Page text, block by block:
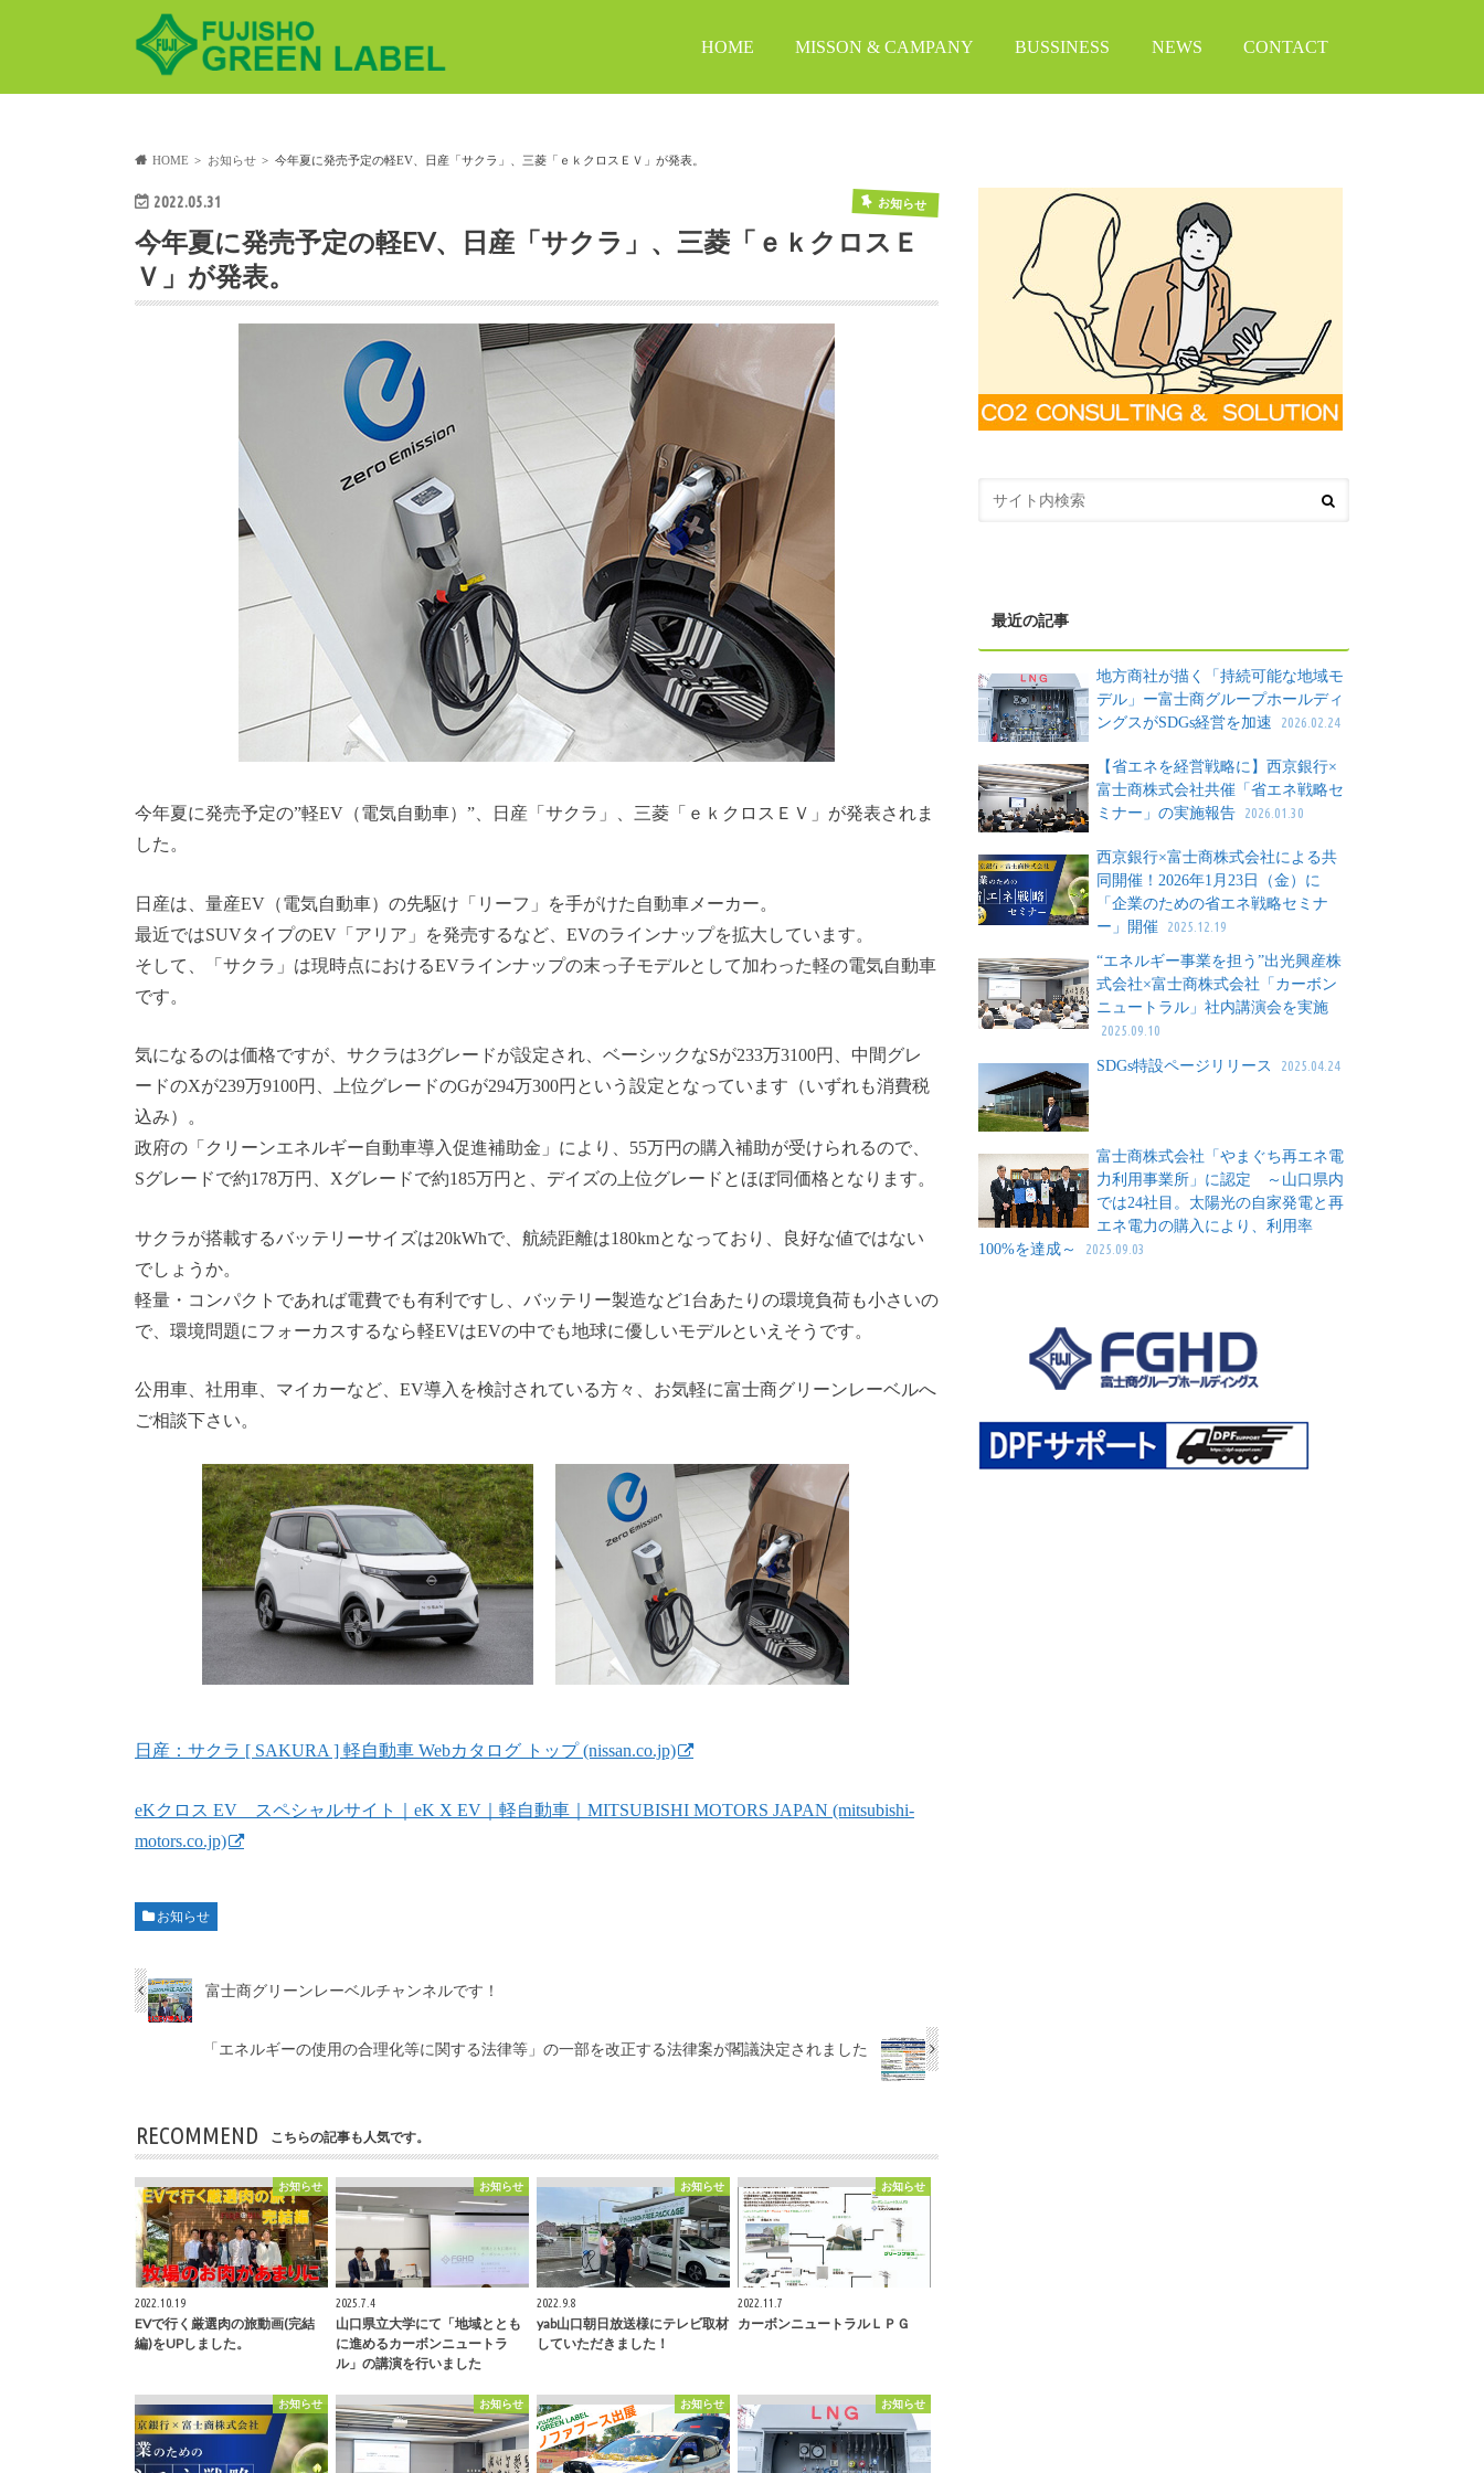
HOME MISSON & CAMPANY BUSSINESS NEWS CONTACT
HOME お知らせ 今年夏に発売予定の軽EV、日産「サクラ」、三菱「ｅｋクロスＥＶ」が発表。
2022.05.31 お知らせ
今年夏に発売予定の軽EV、日産「サクラ」、三菱「ｅｋクロスＥ
Ｖ」が発表。
今年夏に発売予定の”軽EV（電気自動車）”、日産「サクラ」、三菱「ｅｋクロスＥＶ」が発表されま
した。
日産は、量産EV（電気自動車）の先駆け「リーフ」を手がけた自動車メーカー。
最近ではSUVタイプのEV「アリア」を発売するなど、EVのラインナップを拡大しています。
そして、「サクラ」は現時点におけるEVラインナップの末っ子モデルとして加わった軽の電気自動車
です。
気になるのは価格ですが、サクラは3グレードが設定され、ベーシックなSが233万3100円、中間グレ
ードのXが239万9100円、上位グレードのGが294万300円という設定となっています（いずれも消費税
込み）。
政府の「クリーンエネルギー自動車導入促進補助金」により、55万円の購入補助が受けられるので、
Sグレードで約178万円、Xグレードで約185万円と、デイズの上位グレードとほぼ同価格となります。
サクラが搭載するバッテリーサイズは20kWhで、航続距離は180kmとなっており、良好な値ではない
でしょうか。
軽量・コンパクトであれば電費でも有利ですし、バッテリー製造など1台あたりの環境負荷も小さいの
で、環境問題にフォーカスするなら軽EVはEVの中でも地球に優しいモデルといえそうです。
公用車、社用車、マイカーなど、EV導入を検討されている方々、お気軽に富士商グリーンレーベルへ
ご相談下さい。
日産：サクラ [ SAKURA ] 軽自動車 Webカタログ トップ (nissan.co.jp)
eKクロス EV スペシャルサイト｜eK X EV｜軽自動車｜MITSUBISHI MOTORS JAPAN (mitsubishi-
motors.co.jp)
お知らせ
富士商グリーンレーベルチャンネルです！
「エネルギーの使用の合理化等に関する法律等」の一部を改正する法律案が閣議決定されました
RECOMMEND こちらの記事も人気です。
お知らせ
2022.10.19
EVで行く厳選肉の旅動画(完結
編)をUPしました。
お知らせ
2025.7.4
山口県立大学にて「地域ととも
に進めるカーボンニュートラ
ル」の講演を行いました
お知らせ
2022.9.8
yab山口朝日放送様にテレビ取材
していただきました！
お知らせ
2022.11.7
カーボンニュートラルＬＰＧ
お知らせ お知らせ お知らせ お知らせ
最近の記事
地方商社が描く「持続可能な地域モ
デル」ー富士商グループホールディ
ングスがSDGs経営を加速
2026.02.24
【省エネを経営戦略に】西京銀行×
富士商株式会社共催「省エネ戦略セ
ミナー」の実施報告
2026.01.30
西京銀行×富士商株式会社による共
同開催！2026年1月23日（金）に
「企業のための省エネ戦略セミナ
ー」開催
2025.12.19
“エネルギー事業を担う”出光興産株
式会社×富士商株式会社「カーボン
ニュートラル」社内講演会を実施
2025.09.10
SDGs特設ページリリース 2025.04.24
富士商株式会社「やまぐち再エネ電
力利用事業所」に認定 ～山口県内
では24社目。太陽光の自家発電と再
エネ電力の購入により、利用率
100%を達成～
2025.09.03